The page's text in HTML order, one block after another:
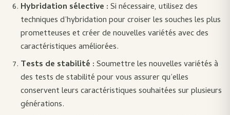
Hybridation sélective :Si nécessaire, utilisez des
techniques d’hybridation pour croiser les souches les plus
prometteuses et créer de nouvelles variétés avec des
caractéristiques améliorées.
Tests de stabilité :Soumettre les nouvelles variétés à
des tests de stabilité pour vous assurer qu’elles
conservent leurs caractéristiques souhaitées sur plusieurs
générations.